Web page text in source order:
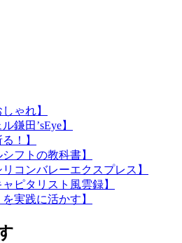
ゃれ】
鎌田’sEye】
！】
フトの教科書】
コンバレーエクスプレス】
ピタリスト風雲録】
実践に活かす】